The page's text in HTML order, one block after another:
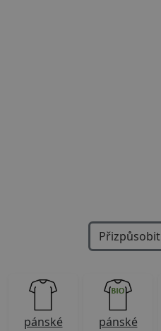
pánské pánské